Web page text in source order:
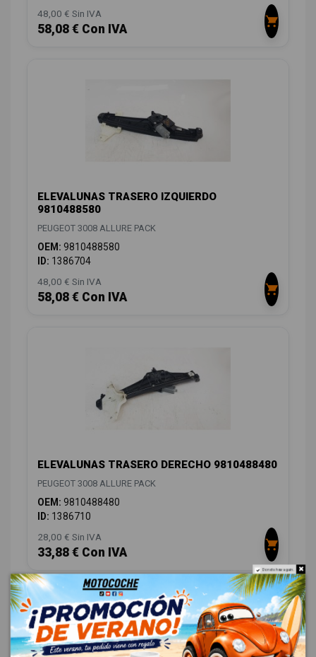
48,00 € Sin IVA
58,08 € Con IVA
ELEVALUNAS TRASERO IZQUIERDO
9810488580
PEUGEOT 3008 ALLURE PACK
OEM: 9810488580
ID: 1386704
48,00 € Sin IVA
58,08 € Con IVA
ELEVALUNAS TRASERO DERECHO 9810488480
PEUGEOT 3008 ALLURE PACK
OEM: 9810488480
ID: 1386710
28,00 € Sin IVA
33,88 € Con IVA
Do not show again.